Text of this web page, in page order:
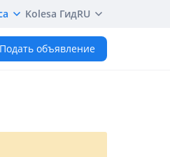
Kolesa ГидRU
Подать объявление